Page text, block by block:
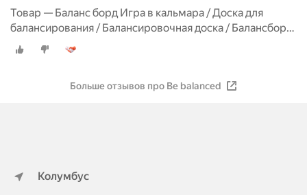
Товар — Баланс борд Игра в кальмара / Доска для
балансирования / Балансировочная доска / Балансборд
Be balanced (балансир, balance board, тренажер вейк-
борд, сноуборд, скейтборд)
Больше отзывов про Be balanced
Колумбус